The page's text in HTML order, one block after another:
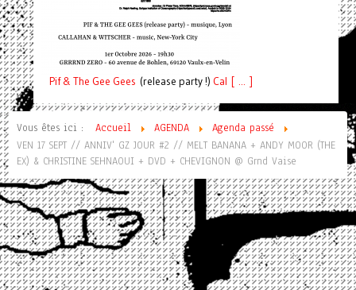
Pif& The Gee Gees (release party !) Cal [ ... ]
Vous êtes ici : Accueil AGENDA
Agenda passé
VEN 17 SEPT // ANNIV' GZ JOUR #2 // MELT BANANA + ANDY MOOR (THE
EX) & CHRISTINE SEHNAOUI + DVD + CHEVIGNON @ Grnd Vaise